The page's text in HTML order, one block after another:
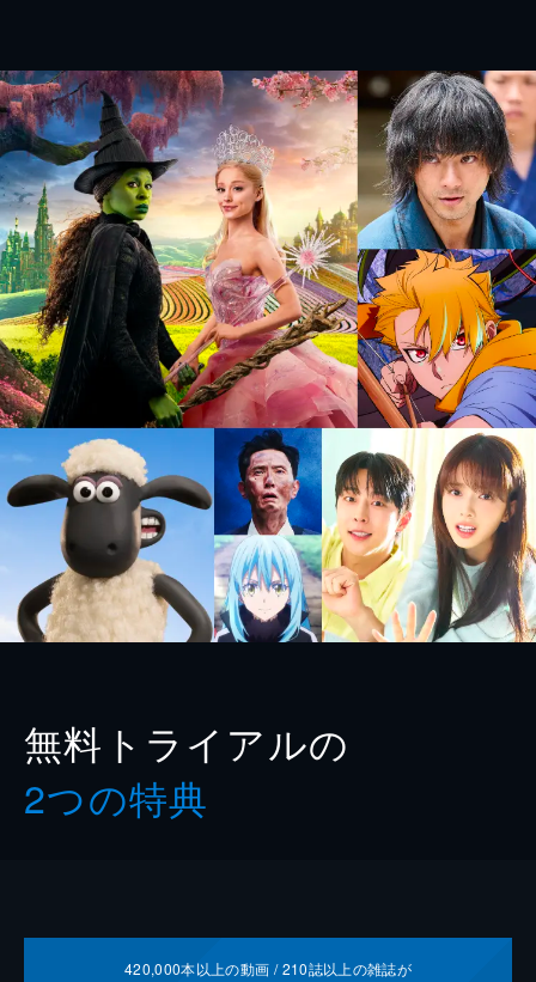
無料トライアルの
2つの特典
420,000本以上の動画 /210誌以上の雑誌が